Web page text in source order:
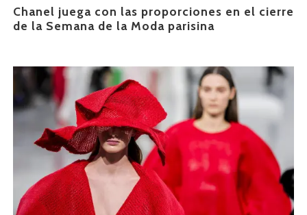
Chanel juega con las proporciones en el cierre
de la Semana de la Moda parisina